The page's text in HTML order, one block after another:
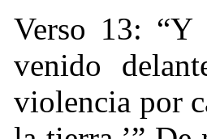
Verso 13:
venido
violencia por